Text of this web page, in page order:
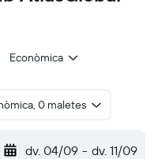
Econòmica
0 maletes
dv. 04/09 - dv. 11/09